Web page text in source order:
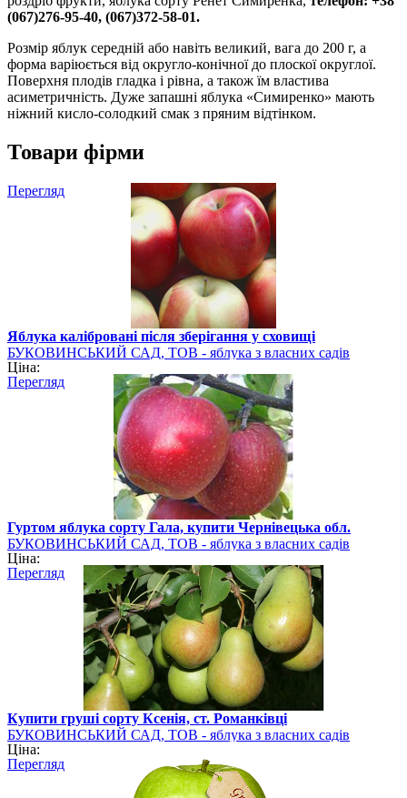
(067)276-95-40, (067)372-58-01.
Розмір яблук середній або навіть великий, вага до 200 г, а
форма варіюється від округло-конічної до плоскої округлої.
Поверхня плодів гладка і рівна, а також їм властива
асиметричність. Дуже запашні яблука «Симиренко» мають
ніжний кисло-солодкий смак з пряним відтінком.
Товари фірми
Перегляд
Яблука калібровані після зберігання у сховищі
БУКОВИНСЬКИЙ САД, ТОВ - яблука з власних садів
Ціна:
Перегляд
Гуртом яблука сорту Гала, купити Чернівецька обл.
БУКОВИНСЬКИЙ САД, ТОВ - яблука з власних садів
Ціна:
Перегляд
Купити груші сорту Ксенія, ст. Романківці
БУКОВИНСЬКИЙ САД, ТОВ - яблука з власних садів
Ціна:
Перегляд